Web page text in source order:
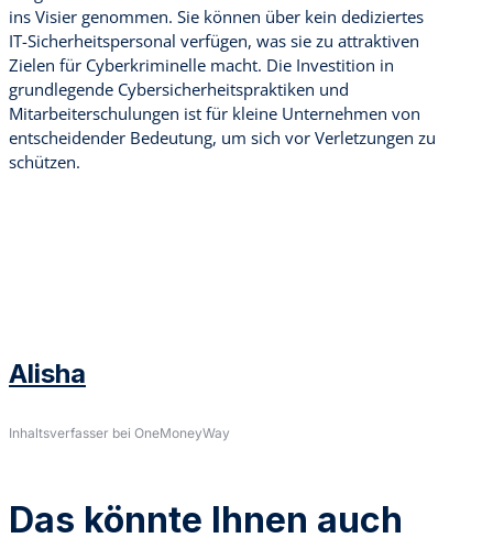
ins Visier genommen. Sie können über kein dediziertes
IT-Sicherheitspersonal verfügen, was sie zu attraktiven
Zielen für Cyberkriminelle macht. Die Investition in
grundlegende Cybersicherheitspraktiken und
Mitarbeiterschulungen ist für kleine Unternehmen von
entscheidender Bedeutung, um sich vor Verletzungen zu
schützen.
Alisha
Inhaltsverfasser bei OneMoneyWay
Das könnte Ihnen auch